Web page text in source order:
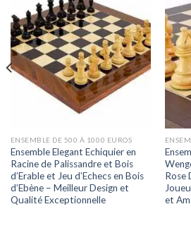
ENSEMBLE DE 500 À 1000 EUROS
Ensemble Elegant Echiquier en
Racine de Palissandre et Bois
d’Erable et Jeu d’Echecs en Bois
d’Ebène – Meilleur Design et
Qualité Exceptionnelle
Rose
et